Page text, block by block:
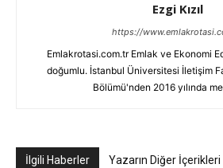
Ezgi Kızıl
https://
Emlakrotasi.com.tr Emlak ve Ekonomi
doğumlu. İstanbul Üniversitesi İletişim
Bölümü'nden 2016 yılında
İlgili Haberler Yazarın Diğer İçerikleri